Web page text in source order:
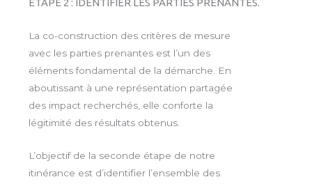
ETAPE 2 : IDENTIFIER LES PARTIES PRENANTES.
La co-construction des critères de mesure
avec les parties prenantes est l’un des
éléments fondamental de la démarche. En
aboutissant à une représentation partagée
des impact recherchés, elle conforte la
légitimité des résultats obtenus.
L’objectif de la seconde étape de notre
itinérance est d’identifier l’ensemble des